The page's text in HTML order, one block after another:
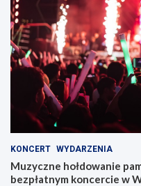
KONCERT WYDARZENIA
Muzyczne hołdowanie
bezpłatnym koncercie w